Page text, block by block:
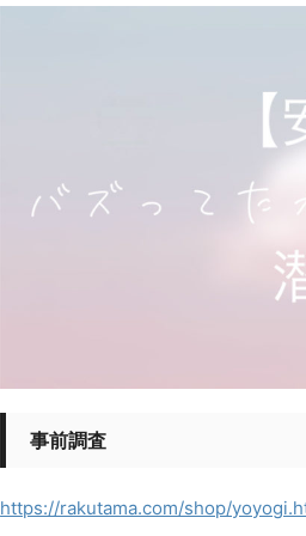
事前調査
https://rakutama.com/shop/